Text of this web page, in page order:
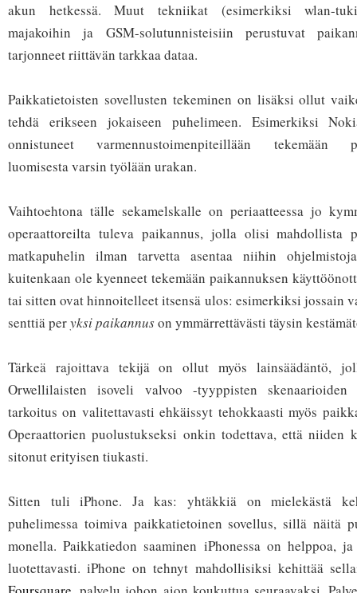
akun hetkessä. Muut tekniikat (esimerkiksi wlan-
majakoihin ja GSM-solutunnisteisiin perustuvat
tarjonneet riittävän tarkkaa dataa.
Paikkatietoisten sovellusten tekeminen on lisäksi ollut
tehdä erikseen jokaiseen puhelimeen. Esimerkiksi
onnistuneet varmennustoimenpiteillään tekemään
luomisesta varsin työlään urakan.
Vaihtoehtona tälle sekamelskalle on periaatteessa jo
operaattoreilta tuleva paikannus, jolla olisi mahdollista
matkapuhelin ilman tarvetta asentaa niihin
kuitenkaan ole kyenneet tekemään paikannuksen
tai sitten ovat hinnoitelleet itsensä ulos: esimerkiksi jossain
senttiä peryksi paikannuson ymmärrettävästi täysin
Tärkeä rajoittava tekijä on ollut myös lainsäädäntö,
Orwellilaisten isoveli valvoo -tyyppisten skenaarioiden
tarkoitus on valitettavasti ehkäissyt tehokkaasti myös
Operaattorien puolustukseksi onkin todettava, että niiden
sitonut erityisen tiukasti.
Sitten tuli iPhone. Ja kas: yhtäkkiä on mielekästä
puhelimessa toimiva paikkatietoinen sovellus, sillä näitä
monella. Paikkatiedon saaminen iPhonessa on helppoa,
luotettavasti. iPhone on tehnyt mahdollisiksi kehittää